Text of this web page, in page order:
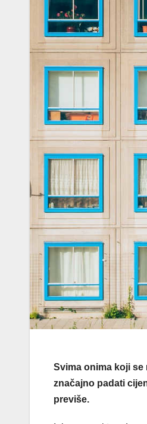
Svima onima koji
značajno padati
previše.